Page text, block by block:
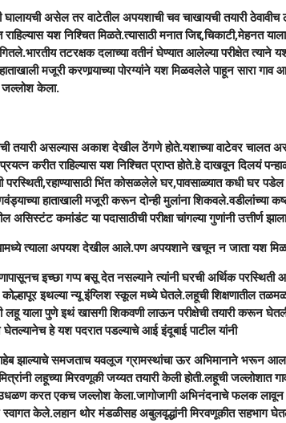
घालायची असेल तर वाटेतील अपयशाची चव चाखायची तयारी
यश निश्चित मिळते.त्यासाठी मनात जिद्द,चिकाटी,मेहनत
तटरक्षक दलाच्या वतीनं घेण्यात आलेल्या परीक्षेत
मजूरी करणार्‍याच्या पोरग्यांने यश मिळवलेले पाहून सारा
जल्लोश केला.
तयारी असल्यास अकाश देखील ठेंगणे होते.यशाच्या वाटेवर चालत
करीत राहिल्यास यश निश्चित प्राप्त होते.हे दाखवून दिलयं
भिंत कोसळलेले घर,पावसाळ्यात कधी घर
हाताखाली मजूरी करून दोन्ही मुलांना शिकवले.वडीलांच्या
कमांडंट या पदासाठीची परीक्षा चांगल्या गुणांनी उत्तीर्ण
त्यामध्ये त्याला अपयश देखील आले.पण अपयशाने खचून न जाता यश
इच्छा गप्प बसू देत नसल्याने त्यांनी घरची अर्थिक
इथल्या न्यू इंग्लिश स्कूल मध्ये घेतले.लहूची शिक्षणातील
लहू याला पुणे इथं खासगी शिकवणी लाऊन परीक्षेची तयारी करून
हे यश पदरात पडल्याचे आई इंदूबाई पाटील यांनी
साहेब झाल्याचे समजताच यवलूज ग्रामस्थांचा ऊर अभिमानाने भरून
लहूच्या मिरवणूकी जय्यत तयारी केली होती.लहूची जल्लोशात
उधळण करत एकच जल्लोश केला.जागोजागी अभिनंदनाचे फलक
स्वागत केले.लहान थोर मंडळीसह अबुलवृद्धांनी मिरवणूकीत सहभाग